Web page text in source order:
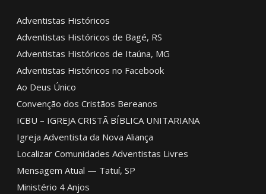
Adventistas Históricos
Adventistas Históricos de Bagé, RS
Adventistas Históricos de Itaúna, MG
Adventistas Históricos no Facebook
Ao Deus Único
Convenção dos Cristãos Bereanos
ICBU – IGREJA CRISTÃ BÍBLICA UNITARIANA
Igreja Adventista da Nova Aliança
Localizar Comunidades Adventistas Livres
Mensagem Atual — Tatuí, SP
Ministério 4 Anjos